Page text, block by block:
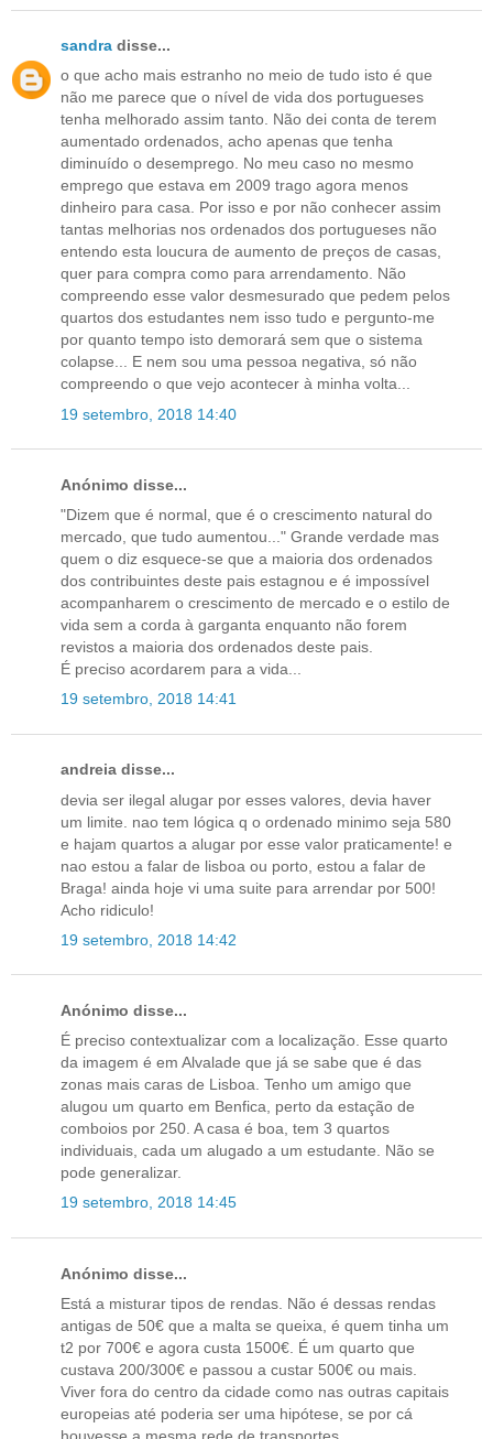
sandra disse...
o que acho mais estranho no meio de tudo isto é que
não me parece que o nível de vida dos portugueses
tenha melhorado assim tanto. Não dei conta de terem
aumentado ordenados, acho apenas que tenha
diminuído o desemprego. No meu caso no mesmo
emprego que estava em 2009 trago agora menos
dinheiro para casa. Por isso e por não conhecer assim
tantas melhorias nos ordenados dos portugueses não
entendo esta loucura de aumento de preços de casas,
quer para compra como para arrendamento. Não
compreendo esse valor desmesurado que pedem pelos
quartos dos estudantes nem isso tudo e pergunto-me
por quanto tempo isto demorará sem que o sistema
colapse... E nem sou uma pessoa negativa, só não
compreendo o que vejo acontecer à minha volta...
19 setembro, 2018 14:40
Anónimo disse...
"Dizem que é normal, que é o crescimento natural do
mercado, que tudo aumentou..." Grande verdade mas
quem o diz esquece-se que a maioria dos ordenados
dos contribuintes deste pais estagnou e é impossível
acompanharem o crescimento de mercado e o estilo de
vida sem a corda à garganta enquanto não forem
revistos a maioria dos ordenados deste pais.
É preciso acordarem para a vida...
19 setembro, 2018 14:41
andreia disse...
devia ser ilegal alugar por esses valores, devia haver
um limite. nao tem lógica q o ordenado minimo seja 580
e hajam quartos a alugar por esse valor praticamente! e
nao estou a falar de lisboa ou porto, estou a falar de
Braga! ainda hoje vi uma suite para arrendar por 500!
Acho ridiculo!
19 setembro, 2018 14:42
Anónimo disse...
É preciso contextualizar com a localização. Esse quarto
da imagem é em Alvalade que já se sabe que é das
zonas mais caras de Lisboa. Tenho um amigo que
alugou um quarto em Benfica, perto da estação de
comboios por 250. A casa é boa, tem 3 quartos
individuais, cada um alugado a um estudante. Não se
pode generalizar.
19 setembro, 2018 14:45
Anónimo disse...
Está a misturar tipos de rendas. Não é dessas rendas
antigas de 50€ que a malta se queixa, é quem tinha um
t2 por 700€ e agora custa 1500€. É um quarto que
custava 200/300€ e passou a custar 500€ ou mais.
Viver fora do centro da cidade como nas outras capitais
europeias até poderia ser uma hipótese, se por cá
houvesse a mesma rede de transportes.